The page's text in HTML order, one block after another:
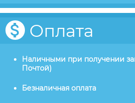
Оплата
Наличными при получении
Почтой)
Безналичная оплата